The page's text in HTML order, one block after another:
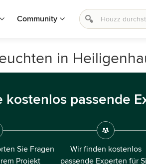
Community
in
kostenlos passende
Sie Fragen
Projekt
Wir finden kostenlos
passende Experten für